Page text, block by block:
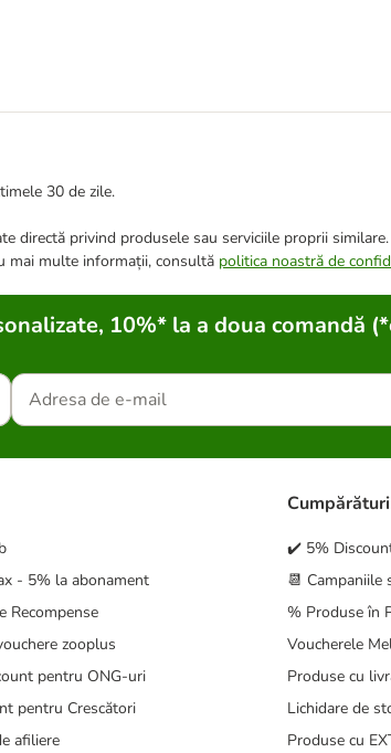
30 de zile.
directă privind produsele sau serviciile proprii
mai multe informații, consultă politica noastră de
10%* la a doua comandă
- 5% la abonament
Recompense
zooplus
pentru ONG-uri
pentru Crescători
afiliere
Cumpărături
✔️ 5%
📆 Campaniile
% Produse în
Voucherele
Produse cu
Lichidare de
Produse cu